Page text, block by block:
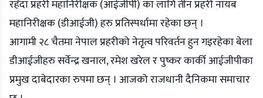
रहँदा प्रहरी महानिरीक्षक (आईजीपी) का लागि तीन प्रहरी नायब
महानिरीक्षक (डीआईजी) हरु प्रतिस्पर्धामा रहेका छन् ।
आगामी २८ चैतमा नेपाल प्रहरीको नेतृत्व परिवर्तन हुन गइरहेका बेला
डीआईजीहरु सर्वेन्द्र खनाल, रमेश खरेल र पुष्कर कार्की आईजीपीका
प्रमुख दाबेदारका रुपमा छन् । आजको राजधानी दैनिकमा समाचार